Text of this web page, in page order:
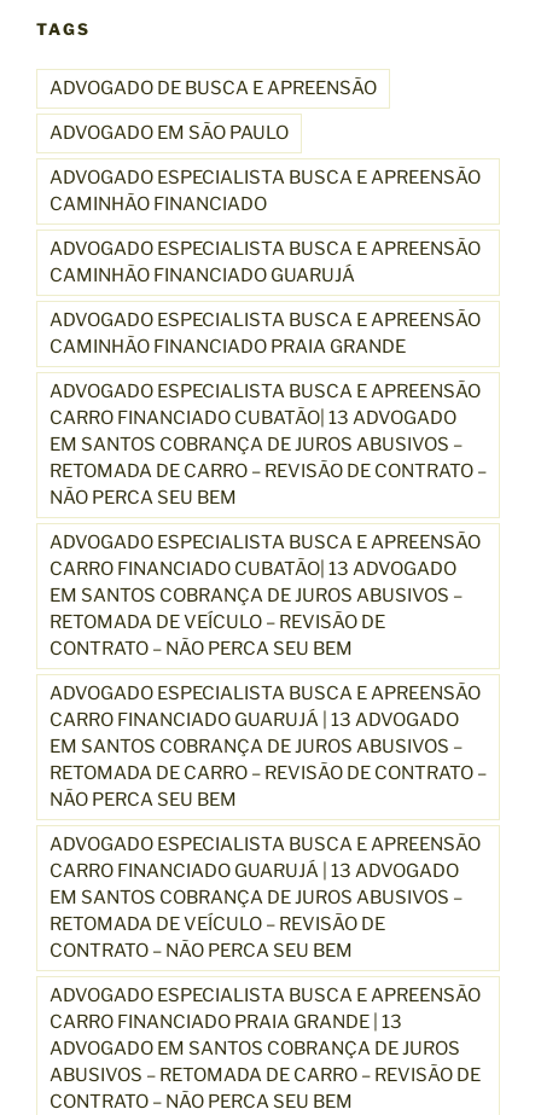
d
d
o
)
a
s
d
e
2
9
0
A
v
a
l
i
a
ç
õ
e
s
G
o
o
g
l
e
5
2
0
7
4
1
TAGS
ADVOGADO DE BUSCA E APREENSÃO
ADVOGADO EM SÃO PAULO
ADVOGADO ESPECIALISTA BUSCA E APREENSÃO
CAMINHÃO FINANCIADO
ADVOGADO ESPECIALISTA BUSCA E APREENSÃO
CAMINHÃO FINANCIADO GUARUJÁ
ADVOGADO ESPECIALISTA BUSCA E APREENSÃO
CAMINHÃO FINANCIADO PRAIA GRANDE
ADVOGADO ESPECIALISTA BUSCA E APREENSÃO
CARRO FINANCIADO CUBATÃO| 13 ADVOGADO
EM SANTOS COBRANÇA DE JUROS ABUSIVOS –
RETOMADA DE CARRO – REVISÃO DE CONTRATO –
NÃO PERCA SEU BEM
ADVOGADO ESPECIALISTA BUSCA E APREENSÃO
CARRO FINANCIADO CUBATÃO| 13 ADVOGADO
EM SANTOS COBRANÇA DE JUROS ABUSIVOS –
RETOMADA DE VEÍCULO – REVISÃO DE
CONTRATO – NÃO PERCA SEU BEM
ADVOGADO ESPECIALISTA BUSCA E APREENSÃO
CARRO FINANCIADO GUARUJÁ | 13 ADVOGADO
EM SANTOS COBRANÇA DE JUROS ABUSIVOS –
RETOMADA DE CARRO – REVISÃO DE CONTRATO –
NÃO PERCA SEU BEM
ADVOGADO ESPECIALISTA BUSCA E APREENSÃO
CARRO FINANCIADO GUARUJÁ | 13 ADVOGADO
EM SANTOS COBRANÇA DE JUROS ABUSIVOS –
RETOMADA DE VEÍCULO – REVISÃO DE
CONTRATO – NÃO PERCA SEU BEM
ADVOGADO ESPECIALISTA BUSCA E APREENSÃO
CARRO FINANCIADO PRAIA GRANDE | 13
ADVOGADO EM SANTOS COBRANÇA DE JUROS
ABUSIVOS – RETOMADA DE CARRO – REVISÃO DE
CONTRATO – NÃO PERCA SEU BEM